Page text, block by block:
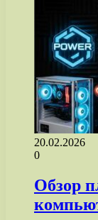
20.02.2026
0
Обзор